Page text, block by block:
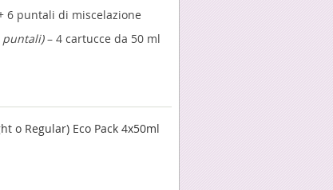
6 puntali di miscelazione
puntali)– 4 cartucce da 50 ml
o Regular) Eco Pack 4x50ml